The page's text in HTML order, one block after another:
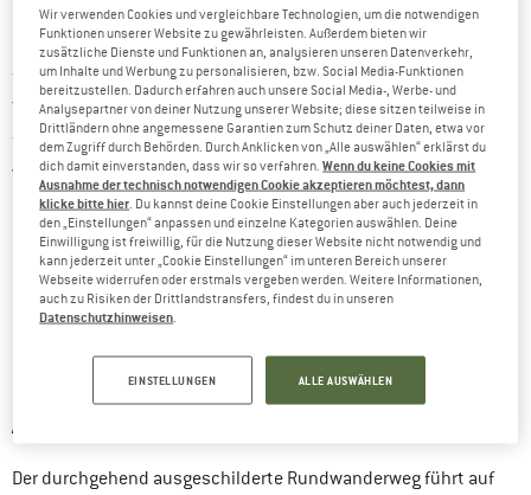
die Vernachlässigung der Bergregionen aufhalten und die
Länder durch gemeinsame Interessen näher
zusammenbringen. Dafür haben sich die örtlichen
Tourismusorganisationen und Wandervereine mit der GIZ
zusammengetan, unter deren Schirmherrschaft das Projekt
vorangetrieben wird.
Da die Region bis vor zwanzig Jahren wegen der politischen
Lage und der kaum vorhandenen Infrastruktur für Ausländer
unzugänglich war, bietet die Reise dorthin nach wie vor einen
Hauch von Abenteuer und ursprüngliches Kulturerleben.
GEBIRGE UND LANDSCHAFT: LOHNT SICH DIE
ANREISE?
Der durchgehend ausgeschilderte Rundwanderweg führt auf
Wir verwenden Cookies und vergleichbare Technologien, um die notwendigen
Funktionen unserer Website zu gewährleisten. Außerdem bieten wir
zusätzliche Dienste und Funktionen an, analysieren unseren Datenverkehr,
um Inhalte und Werbung zu personalisieren, bzw. Social Media-Funktionen
bereitzustellen. Dadurch erfahren auch unsere Social Media-, Werbe- und
Analysepartner von deiner Nutzung unserer Website; diese sitzen teilweise in
Drittländern ohne angemessene Garantien zum Schutz deiner Daten, etwa vor
dem Zugriff durch Behörden. Durch Anklicken von „Alle auswählen“ erklärst du
dich damit einverstanden, dass wir so verfahren.Wenn du keine Cookies mit
Ausnahme der technisch notwendigen Cookie akzeptieren möchtest, dann
klicke bitte hier . Du kannst deine Cookie Einstellungen aber auch jederzeit in
den „Einstellungen“ anpassen und einzelne Kategorien auswählen. Deine
Einwilligung ist freiwillig, für die Nutzung dieser Website nicht notwendig und
kann jederzeit unter „Cookie Einstellungen“ im unteren Bereich unserer
Webseite widerrufen oder erstmals vergeben werden. Weitere Informationen,
auch zu Risiken der Drittlandstransfers, findest du in unseren
Datenschutzhinweisen
EINSTELLUNGEN ALLE AUSWÄHLEN